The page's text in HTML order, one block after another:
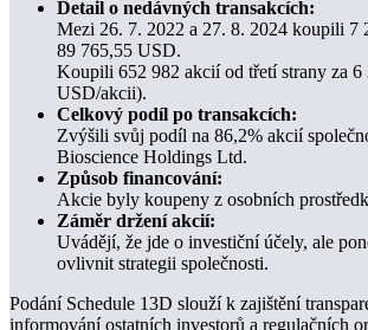
Detail o nedávných transakcích:
Mezi 26. 7. 2022 a 27. 8. 2024 koupili 7
89 765,55 USD.
Koupili 652 982 akcií od třetí strany za
USD/akcii).
Celkový podíl po transakcích:
Zvýšili svůj podíl na 86,2% akcií
Bioscience Holdings Ltd.
Způsob financování:
Akcie byly koupeny z osobních
Záměr držení akcií:
Uvádějí, že jde o investiční účely, ale
ovlivnit strategii společnosti.
Podání Schedule 13D slouží k zajištění
informování ostatních investorů a regulačních